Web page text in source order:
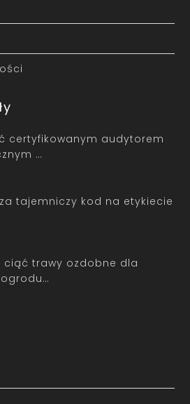
certyfikowanym audytorem
…
tajemniczy kod na etykiecie
ciąć trawy ozdobne dla